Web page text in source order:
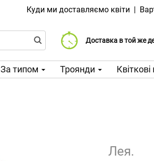
Куди ми доставляємо квіти |
Доставка в той же
Доставка від 99 CZK
Виберіть дату
За типом Троянди
Лея.